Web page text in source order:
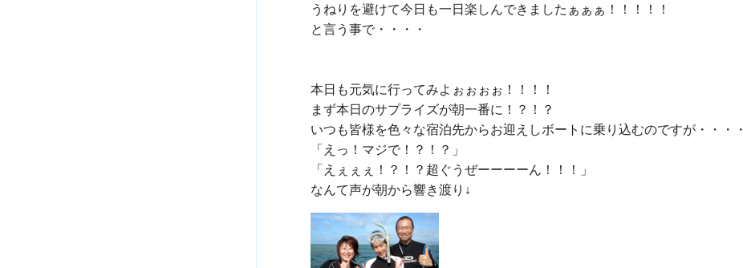
うねりを避けて今日も一日楽しんできましたぁぁぁ！！！！！
と言う事で・・・・
本日も元気に行ってみよぉぉぉぉ！！！！
まず本日のサプライズが朝一番に！？！？
いつも皆様を色々な宿泊先からお迎えしボートに乗り込むのですが・・・・
「えっ！マジで！？！？」
「えぇぇぇ！？！？超ぐうぜーーーーん！！！」